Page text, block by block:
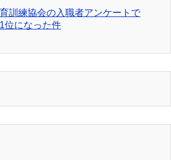
訓練協会の入職者アンケートで
位になった件